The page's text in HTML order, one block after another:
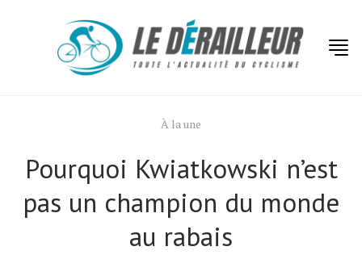
À la une
Pourquoi Kwiatkowski n’est
pas un champion du monde
au rabais